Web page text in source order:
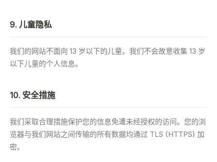
9. 儿童隐私
我们的网站不面向 13 岁以下的儿童。我们不会故意收集 13 岁
以下儿童的个人信息。
10. 安全措施
我们采取合理措施保护您的信息免遭未经授权的访问。您的浏
览器与我们网站之间传输的所有数据均通过 TLS (HTTPS) 加
密。